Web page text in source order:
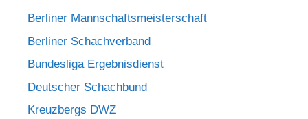
Berliner Mannschaftsmeisterschaft
Berliner Schachverband
Bundesliga Ergebnisdienst
Deutscher Schachbund
Kreuzbergs DWZ